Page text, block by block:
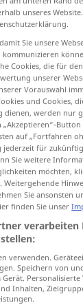
adj
: noun
s
unseres
Sie unsere
Cookies, die für
unserer
Vorauswahl
und Cookies,
dienen, werden nur
auf „Fortfahren
für
Sie weitere
möchten,
Sie ansonsten
finden Sie unser
verarbeiten
verwenden.
Speichern von
Inhalten,